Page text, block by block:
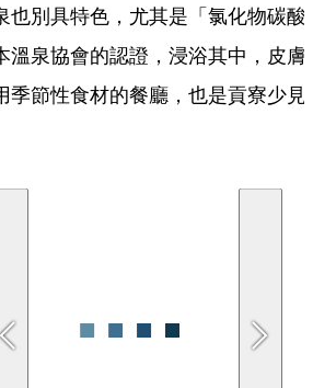
也別具特色，尤其是「氯化物碳酸
溫泉協會的認證，浸浴其中，皮膚
季節性食材的餐廳，也是貢寮少見